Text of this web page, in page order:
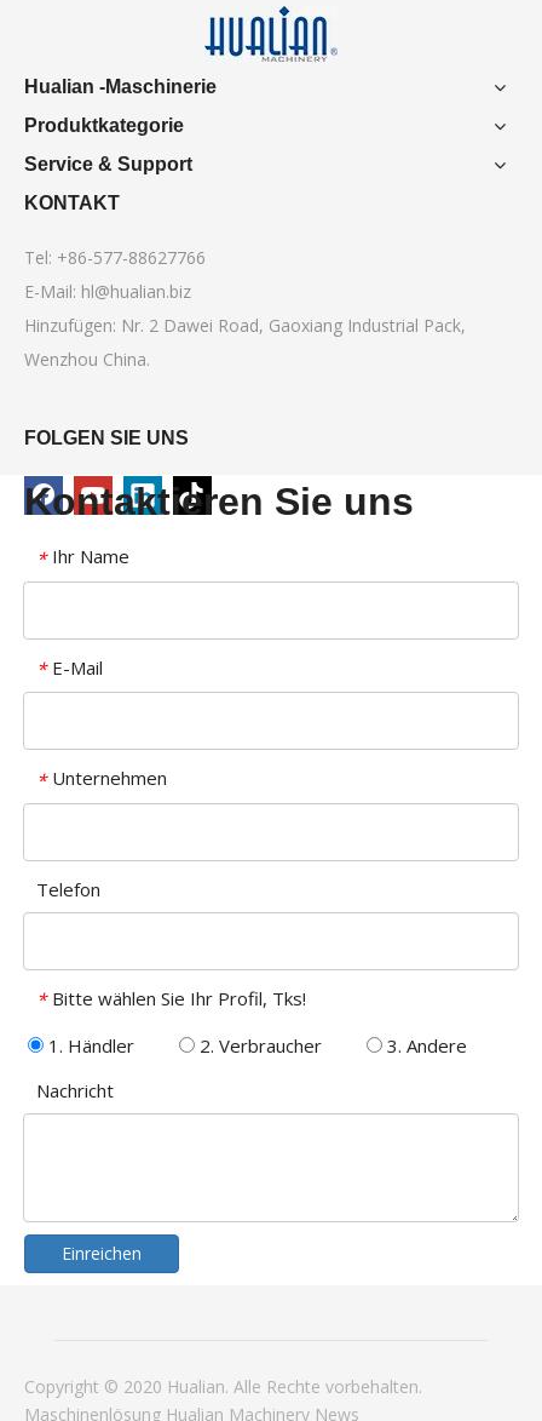
Hualian -Maschinerie
Produktkategorie
Service & Support
KONTAKT
Tel: +86-577-88627766
E-Mail: hl@hualian.biz
Hinzufügen: Nr. 2 Dawei Road, Gaoxiang Industrial Pack,
Wenzhou China.
FOLGEN SIE UNS
Kontaktieren Sie uns
* Ihr Name
* E-Mail
* Unternehmen
Telefon
* Bitte wählen Sie Ihr Profil, Tks!
1. Händler
2. Verbraucher
3. Andere
Nachricht
Einreichen
Copyright © 2020 Hualian. Alle Rechte vorbehalten.
Maschinenlösung Hualian Machinery News